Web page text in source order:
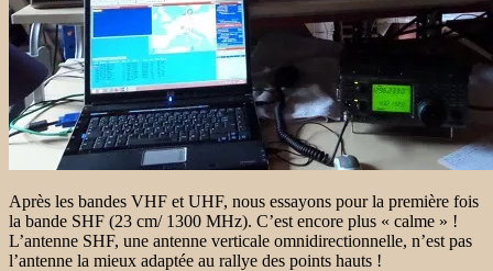
Après les bandes VHF et UHF, nous essayons pour la première fois
la bande SHF (23 cm/ 1300 MHz). C’est encore plus « calme » !
L’antenne SHF, une antenne verticale omnidirectionnelle, n’est pas
l’antenne la mieux adaptée au rallye des points hauts !